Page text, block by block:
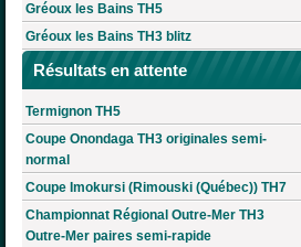
Gréoux les Bains TH5
Gréoux les Bains TH3 blitz
Résultats en attente
Termignon TH5
Coupe Onondaga TH3 originales semi-
normal
Coupe Imokursi (Rimouski (Québec)) TH7
Championnat Régional Outre-Mer TH3
Outre-Mer paires semi-rapide